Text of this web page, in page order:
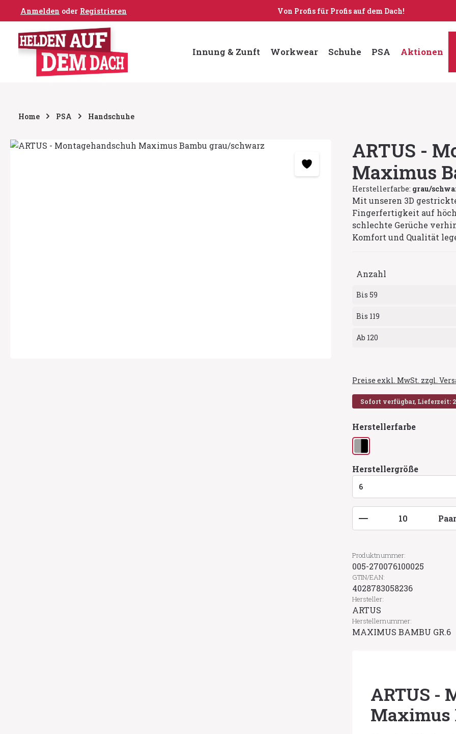
Hauptinhalt springen
Zur Hauptnavigation springen
Anmelden oder Registrieren Von Profis für Profis auf dem Dach!
Innung & Zunft Workwear Schuhe PSA Aktionen
Home PSA Handschuhe
Bildergalerie überspringen
ARTUS -
Maximus
Herstellerfarbe: grau/
Mit unseren 3D
Fingerfertigkeit auf
schlechte Gerüche
Komfort und Qualität
Anzahl
Bis 59
Bis 119
Ab 120
Preise exkl. MwSt. zzgl.
Sofort verfügbar, Lieferzeit:
Herstellerfarbe
grau/schwarz
Herstellergröße
Produkt Anzahl:
Paar
Produktnummer:
005-270076100025
GTIN/EAN:
4028783058236
Hersteller:
ARTUS
Herstellernummer:
MAXIMUS BAMBU GR.6
ARTUS -
Maximus